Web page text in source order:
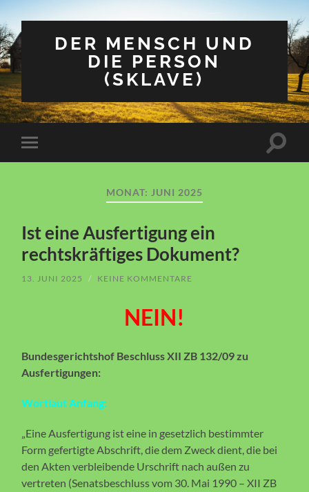
DER MENSCH UND
DIE PERSON
(SKLAVE)
Mobile-
Menü
MONAT: JUNI 2025
Ist eine Ausfertigung ein
rechtskräftiges Dokument?
13. JUNI 2025 / KEINE KOMMENTARE
NEIN!
Bundesgerichtshof Beschluss XII ZB 132/09 zu
Ausfertigungen:
Wortlaut Anfang:
„Eine Ausfertigung ist eine in gesetzlich bestimmter
Form gefertigte Abschrift, die dem Zweck dient, die bei
den Akten verbleibende Urschrift nach außen zu
vertreten (Senatsbeschluss vom 30. Mai 1990 – XII ZB